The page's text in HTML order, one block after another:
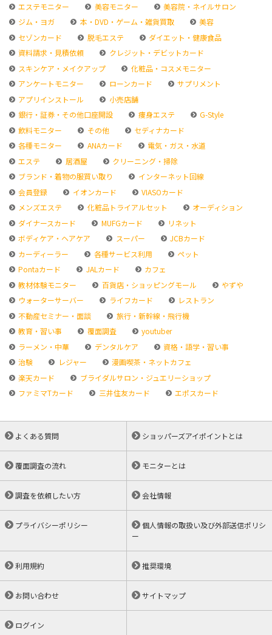
エステモニター
美容モニター
美容院・ネイルサロン
ジム・ヨガ
本・DVD・ゲーム・雑貨買取
美容
セゾンカード
脱毛エステ
ダイエット・健康食品
資料請求・見積依頼
クレジット・デビットカード
スキンケア・メイクアップ
化粧品・コスメモニター
アンケートモニター
ローンカード
サプリメント
アプリインストール
小売店舗
銀行・証券・その他口座開設
痩身エステ
G-Style
飲料モニター
その他
セディナカード
各種モニター
ANAカード
電気・ガス・水道
エステ
居酒屋
クリーニング・掃除
ブランド・着物の服買い取り
インターネット回線
会員登録
イオンカード
VIASOカード
メンズエステ
化粧品トライアルセット
オーディション
ダイナースカード
MUFGカード
リネット
ボディケア・ヘアケア
スーパー
JCBカード
カーディーラー
各種サービス利用
ペット
Pontaカード
JALカード
カフェ
教材体験モニター
百貨店・ショッピングモール
やずや
ウォーターサーバー
ライフカード
レストラン
不動産セミナー・面談
旅行・新幹線・飛行機
教育・習い事
覆面調査
youtuber
ラーメン・中華
デンタルケア
資格・語学・習い事
治験
レジャー
漫画喫茶・ネットカフェ
楽天カード
ブライダルサロン・ジュエリーショップ
ファミマTカード
三井住友カード エポスカード
よくある質問 ショッパーズアイポイントとは
覆面調査の流れ モニターとは
調査を依頼したい方 会社情報
プライバシーポリシー
個人情報の取扱い及び外部送信ポリシ
ー
利用規約 推奨環境
お問い合わせ サイトマップ
ログイン